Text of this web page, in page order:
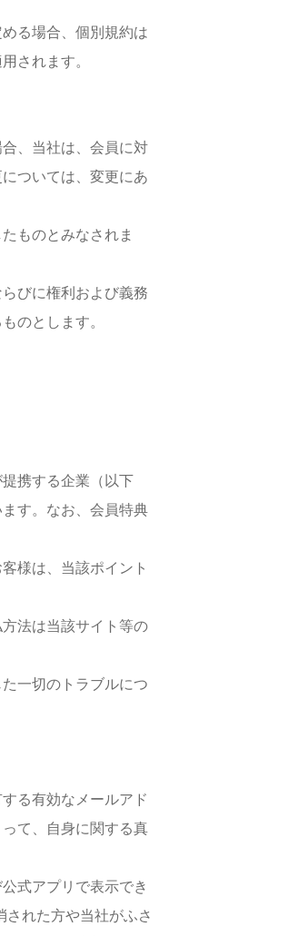
る場合、個別規約は
されます。
、当社は、会員に対
ついては、変更にあ
ものとみなされま
びに権利および義務
のとします。
携する企業（以下
す。なお、会員特典
様は、当該ポイント
法は当該サイト等の
一切のトラブルにつ
る有効なメールアド
て、自身に関する真
式アプリで表示でき
れた方や当社がふさ